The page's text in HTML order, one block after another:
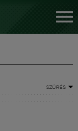
SZŰRÉS